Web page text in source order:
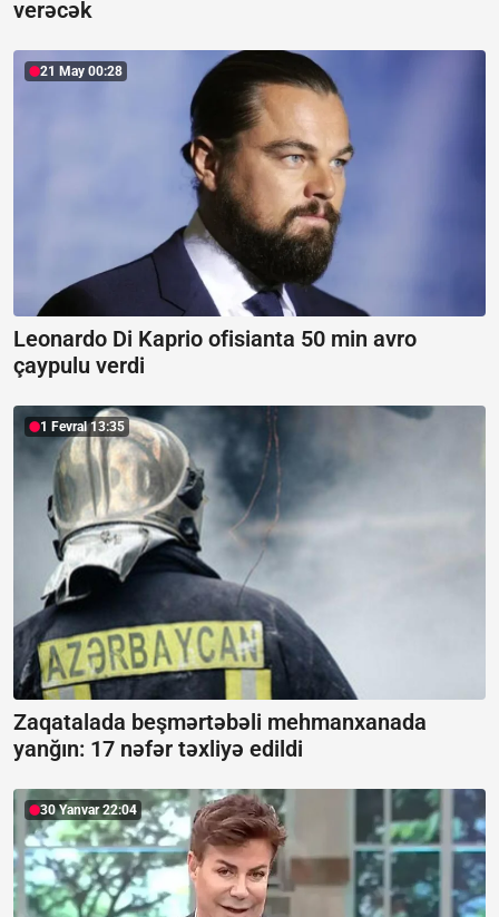
verəcək
21 May 00:28
Leonardo Di Kaprio ofisianta 50 min avro
çaypulu verdi
1 Fevral 13:35
Zaqatalada beşmərtəbəli mehmanxanada
yanğın: 17 nəfər təxliyə edildi
30 Yanvar 22:04